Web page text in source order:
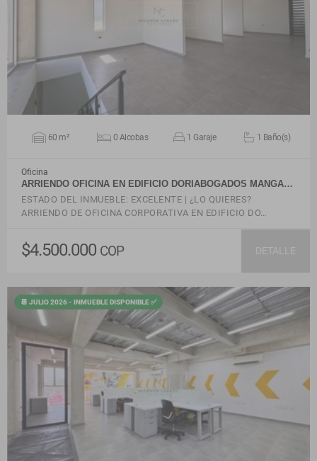
60 m² 0 Alcobas 1 Garaje 1 Baño(s)
Oficina
ARRIENDO OFICINA EN EDIFICIO DORIABOGADOS MANGA…
ESTADO DEL INMUEBLE: EXCELENTE | ¿LO QUIERES?
ARRIENDO DE OFICINA CORPORATIVA EN EDIFICIO DO…
$4.500.000 COP DETALLE
📆 JULIO 2026 - INMUEBLE DISPONIBLE ✅
VER DETALLES